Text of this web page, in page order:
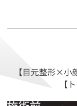
【目元整形×小
【